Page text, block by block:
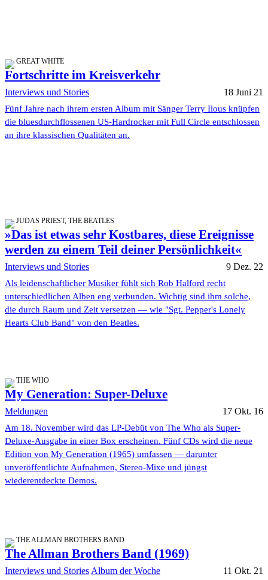
GREAT WHITE
Fortschritte im Kreisverkehr
Interviews und Stories 18 Juni 21
Fünf Jahre nach ihrem ersten Album mit Sänger Terry Ilous knüpfen
die bluesdurchflossenen US-Hardrocker mit Full Circle entschlossen
an ihre klassischen Qualitäten an.
JUDAS PRIEST, THE BEATLES
»Das ist etwas sehr Kostbares, diese Ereignisse
werden zu einem Teil deiner Persönlichkeit«
Interviews und Stories 9 Dez. 22
Als leidenschaftlicher Musiker fühlt sich Rob Halford recht
unterschiedlichen Alben eng verbunden. Wichtig sind ihm solche,
die durch Raum und Zeit versetzen — wie "Sgt. Pepper's Lonely
Hearts Club Band" von den Beatles.
THE WHO
My Generation: Super-Deluxe
Meldungen 17 Okt. 16
Am 18. November wird das LP-Debüt von The Who als Super-
Deluxe-Ausgabe in einer Box erscheinen. Fünf CDs wird die neue
Edition von My Generation (1965) umfassen — darunter
unveröffentlichte Aufnahmen, Stereo-Mixe und jüngst
wiederentdeckte Demos.
THE ALLMAN BROTHERS BAND
The Allman Brothers Band (1969)
Interviews und Stories Album der Woche 11 Okt. 21